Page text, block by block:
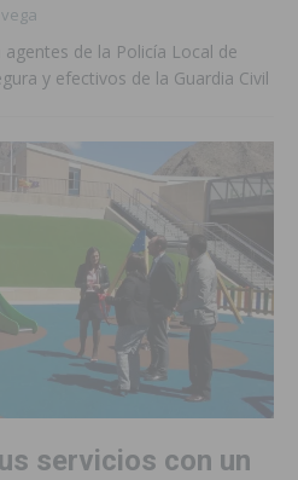
de la Policía Local de
y efectivos de la Guardia Civil
servicios con un